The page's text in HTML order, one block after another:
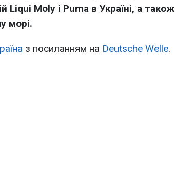
Liqui Moly і Puma в Україні, а також
морі.
з посиланням на Deutsche Welle.